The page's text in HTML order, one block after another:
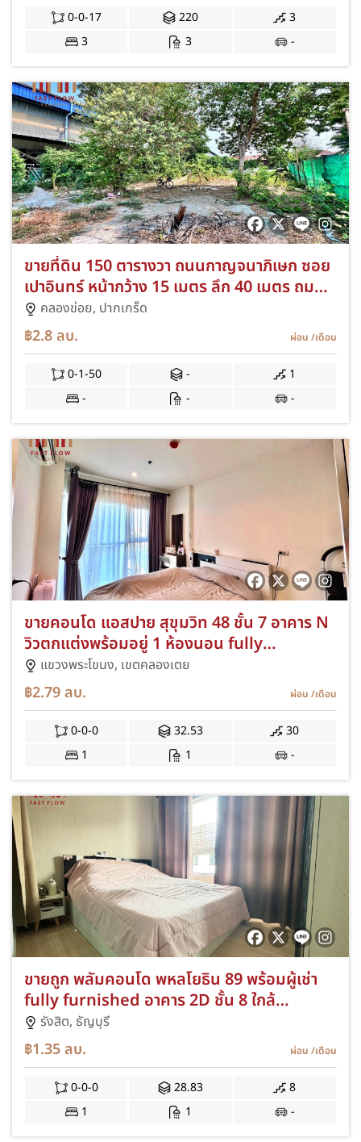
0-0-17 220
3
3
3 -
ขายที่ดิน 150 ตารางวา ถนนกาญจนาภิเษก ซอย
เปาอินทร์ หน้ากว้าง 15 เมตร ลึก 40 เมตร ถม
แล้วพร้อมปลูกสร้าง
คลองข่อย, ปากเกร็ด
฿2.8ลบ. ผ่อน /เดือน
0-1-50 -
1
-
- -
ขายคอนโด แอสปาย สุขุมวิท 48 ชั้น 7 อาคาร N
วิวตกแต่งพร้อมอยู่ 1 ห้องนอน fully
furnished Aspire Sukhumvit 48
แขวงพระโขนง, เขตคลองเตย
฿2.79ลบ. ผ่อน /เดือน
0-0-0 32.53
30
1
1 -
ขายถูก พลัมคอนโด พหลโยธิน 89 พร้อมผู้เช่า
fully furnished อาคาร 2D ชั้น 8 ใกล้
มหาวิทยาลัยรังสิต
รังสิต, ธัญบุรี
฿1.35ลบ. ผ่อน /เดือน
0-0-0 28.83
8
1
1 -